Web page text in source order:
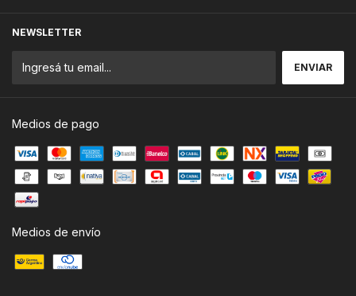
NEWSLETTER
Medios de pago
Medios de envío